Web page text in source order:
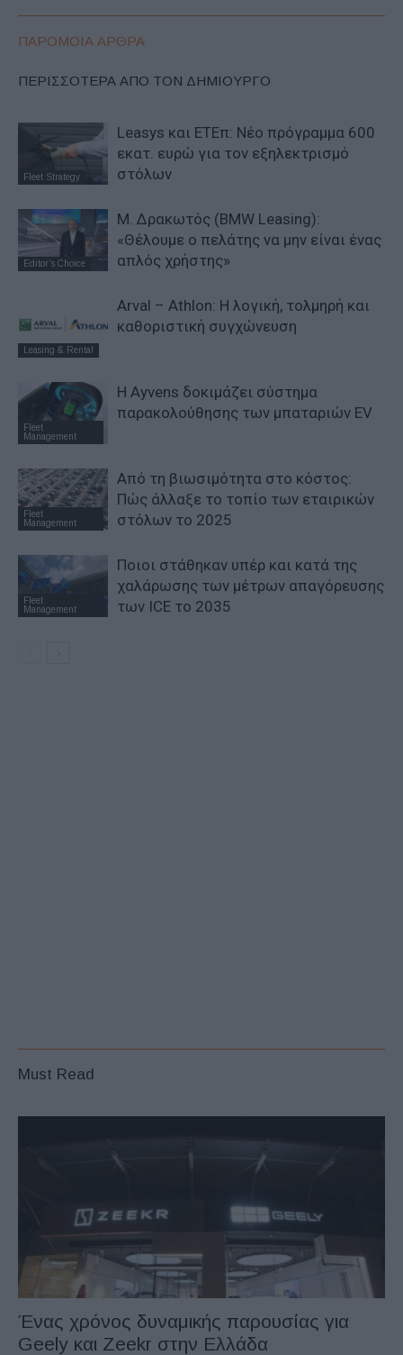
ΠΑΡΟΜΟΙΑ ΑΡΘΡΑ
ΠΕΡΙΣΣΟΤΕΡΑ ΑΠΟ ΤΟΝ ΔΗΜΙΟΥΡΓΟ
Fleet Strategy
Leasys και ΕΤΕπ: Νέο πρόγραμμα 600
εκατ. ευρώ για τον εξηλεκτρισμό
στόλων
Editor's Choice
Μ. Δρακωτός (BMW Leasing):
«Θέλουμε ο πελάτης να μην είναι ένας
απλός χρήστης»
Leasing & Rental
Arval – Athlon: Η λογική, τολμηρή και
καθοριστική συγχώνευση
Fleet
Management
Η Ayvens δοκιμάζει σύστημα
παρακολούθησης των μπαταριών EV
Fleet
Management
Από τη βιωσιμότητα στο κόστος:
Πώς άλλαξε το τοπίο των εταιρικών
στόλων το 2025
Fleet
Management
Ποιοι στάθηκαν υπέρ και κατά της
χαλάρωσης των μέτρων απαγόρευσης
των ICE το 2035
Must Read
Ένας χρόνος δυναμικής παρουσίας για
Geely και Zeekr στην Ελλάδα